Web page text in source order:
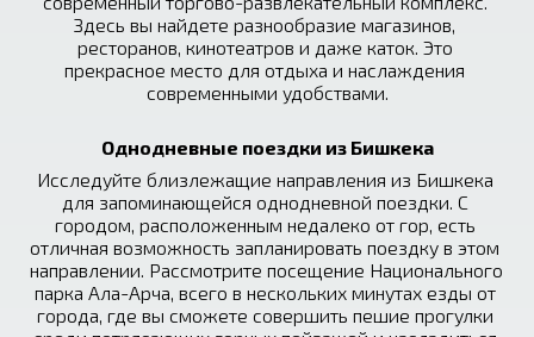
Здесь вы найдете разнообразие магазинов,
ресторанов, кинотеатров и даже каток. Это
прекрасное место для отдыха и наслаждения
современными удобствами.
Однодневные поездки из Бишкека
Исследуйте близлежащие направления из Бишкека
для запоминающейся однодневной поездки. С
городом, расположенным недалеко от гор, есть
отличная возможность запланировать поездку в этом
направлении. Рассмотрите посещение Национального
парка Ала-Арча, всего в нескольких минутах езды от
города, где вы сможете совершить пешие прогулки